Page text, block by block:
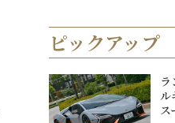
ピックアップ
ル
ス